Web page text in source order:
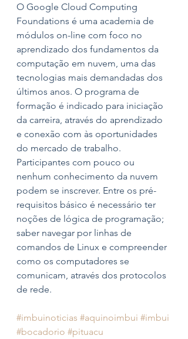
O Google Cloud Computing
Foundations é uma academia de
módulos on-line com foco no
aprendizado dos fundamentos da
computação em nuvem, uma das
tecnologias mais demandadas dos
últimos anos. O programa de
formação é indicado para iniciação
da carreira, através do aprendizado
e conexão com às oportunidades
do mercado de trabalho.
Participantes com pouco ou
nenhum conhecimento da nuvem
podem se inscrever. Entre os pré-
requisitos básico é necessário ter
noções de lógica de programação;
saber navegar por linhas de
comandos de Linux e compreender
como os computadores se
comunicam, através dos protocolos
de rede.
#imbuinoticias #aquinoimbui #imbui
#bocadorio #pituacu